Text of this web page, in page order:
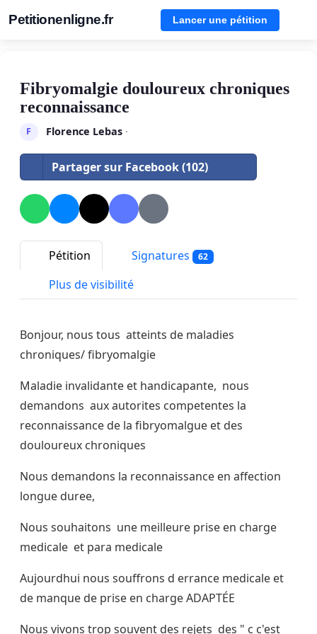
Petitionenligne.fr Lancer une pétition
Fibryomalgie douloureux chroniques
reconnaissance
F Florence Lebas·
Partager sur Facebook (102)
Pétition Signatures 62
Plus de visibilité
Bonjour, nous tous atteints de maladies
chroniques/ fibryomalgie
Maladie invalidante et handicapante, nous
demandons aux autorites competentes la
reconnaissance de la fibryomalgue et des
douloureux chroniques
Nous demandons la reconnaissance en affection
longue duree,
Nous souhaitons une meilleure prise en charge
medicale et para medicale
Aujourdhui nous souffrons d errance medicale et
de manque de prise en charge ADAPTÉE
Nous vivons trop souvent des rejets des " c c'est